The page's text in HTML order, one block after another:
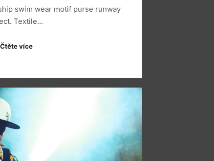
swim wear motif purse runway
Textile…
Čtěte více